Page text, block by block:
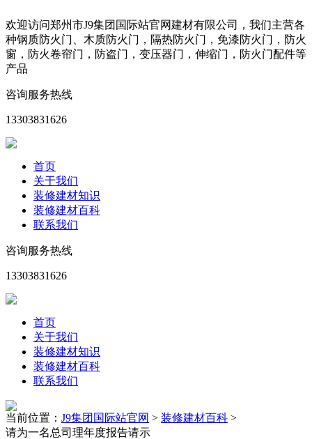
欢迎访问郑州市J9集团国际站官网建材有限公司，我们主营各
种钢质防火门、木质防火门，隔热防火门，免漆防火门，防火
窗，防火卷帘门，防盗门，变压器门，伸缩门，防火门配件等
产品
咨询服务热线
13303831626
首页
关于我们
装修建材知识
装修建材百科
联系我们
咨询服务热线
13303831626
首页
关于我们
装修建材知识
装修建材百科
联系我们
当前位置： J9集团国际站官网 > 装修建材百科 >
请为一名总司理年度报告请示